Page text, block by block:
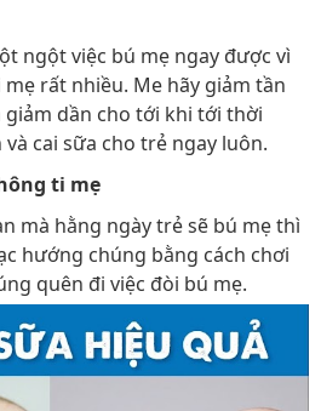
ngột việc bú mẹ ngay được vì
rất nhiều. Me hãy giảm tần
dần cho tới khi tới thời
cai sữa cho trẻ ngay luôn.
ti mẹ
mà hằng ngày trẻ sẽ bú mẹ thì
hướng chúng bằng cách chơi
quên đi việc đòi bú mẹ.